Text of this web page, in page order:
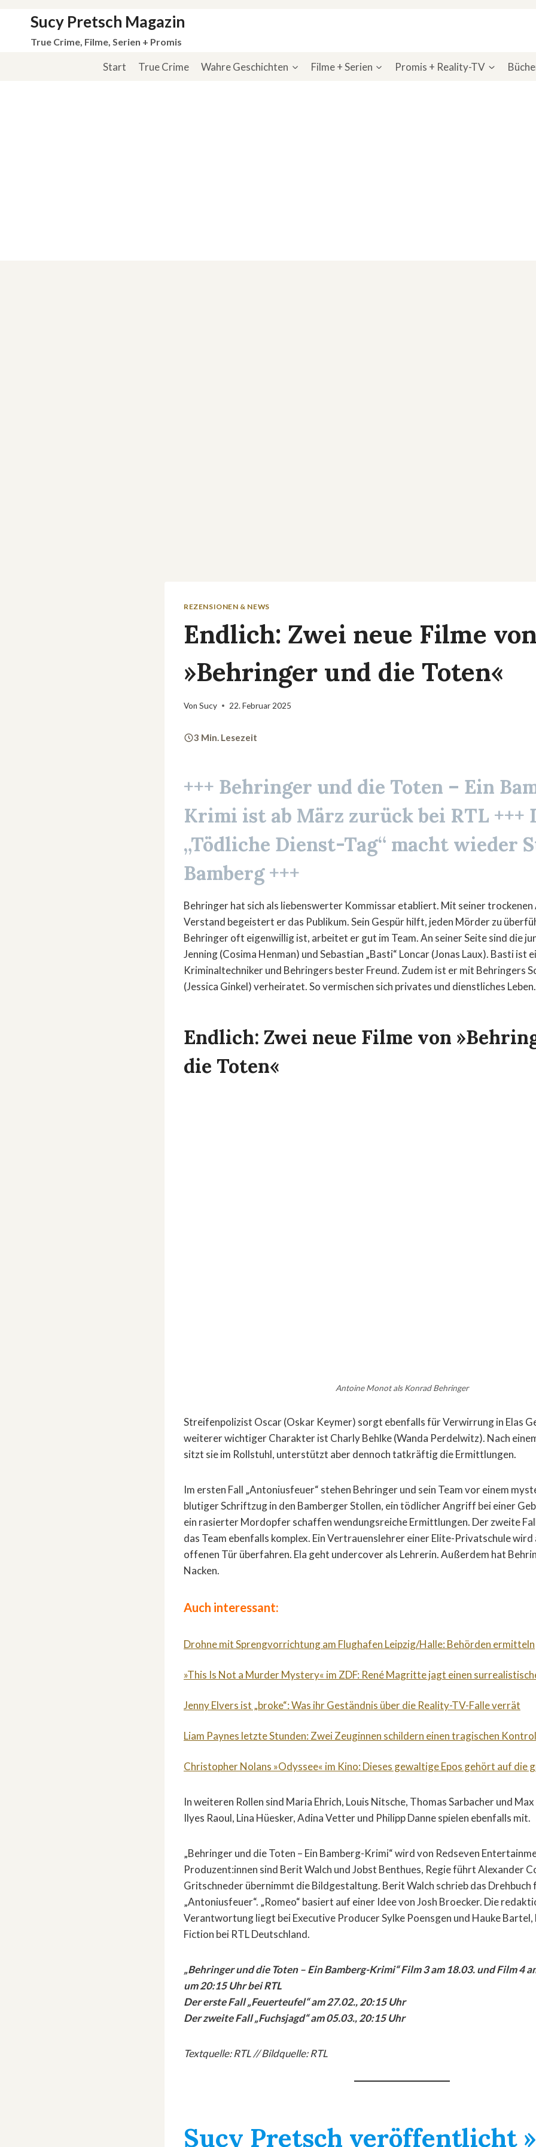
springen
Sucy Pretsch Magazin
True Crime, Filme, Serien + Promis
Start True Crime Wahre Geschichten Filme + Serien Promis + Reality-TV
REZENSIONEN & NEWS
Endlich: Zwei neue Filme von
»Behringer und die Toten«
Von Sucy 22. Februar 2025
3 Min. Lesezeit
+++ Behringer und die Toten – Ein
Krimi ist ab März zurück bei RTL +++
„Tödliche Dienst-Tag“ macht wieder
Bamberg +++
Behringer hat sich als liebenswerter Kommissar etabliert. Mit seiner
Verstand begeistert er das Publikum. Sein Gespür hilft, jeden Mörder zu
Behringer oft eigenwillig ist, arbeitet er gut im Team. An seiner Seite sind die
Jenning (Cosima Henman) und Sebastian „Basti“ Loncar (Jonas Laux). Basti ist
Kriminaltechniker und Behringers bester Freund. Zudem ist er mit Behringers
(Jessica Ginkel) verheiratet. So vermischen sich privates und dienstliches Leben.
Endlich: Zwei neue Filme von
die Toten«
Antoine Monot als Konrad Behringer
Streifenpolizist Oscar (Oskar Keymer) sorgt ebenfalls für Verwirrung in Elas
weiterer wichtiger Charakter ist Charly Behlke (Wanda Perdelwitz). Nach
sitzt sie im Rollstuhl, unterstützt aber dennoch tatkräftig die Ermittlungen.
Im ersten Fall „Antoniusfeuer“ stehen Behringer und sein Team vor einem
blutiger Schriftzug in den Bamberger Stollen, ein tödlicher Angriff bei einer
ein rasierter Mordopfer schaffen wendungsreiche Ermittlungen. Der zweite
das Team ebenfalls komplex. Ein Vertrauenslehrer einer Elite-Privatschule wird
offenen Tür überfahren. Ela geht undercover als Lehrerin. Außerdem hat
Nacken.
Auch interessant:
Drohne mit Sprengvorrichtung am Flughafen Leipzig/Halle: Behörden ermitteln
»This Is Not a Murder Mystery« im ZDF: René Magritte jagt einen
Jenny Elvers ist „broke“: Was ihr Geständnis über die Reality-TV-Falle verrät
Liam Paynes letzte Stunden: Zwei Zeuginnen schildern einen tragischen
Christopher Nolans »Odyssee« im Kino: Dieses gewaltige Epos gehört auf die
In weiteren Rollen sind Maria Ehrich, Louis Nitsche, Thomas Sarbacher und Max
Ilyes Raoul, Lina Hüesker, Adina Vetter und Philipp Danne spielen ebenfalls mit.
„Behringer und die Toten – Ein Bamberg-Krimi“ wird von Redseven
Produzent:innen sind Berit Walch und Jobst Benthues, Regie führt Alexander
Gritschneder übernimmt die Bildgestaltung. Berit Walch schrieb das Drehbuch
„Antoniusfeuer“. „Romeo“ basiert auf einer Idee von Josh Broecker. Die
Verantwortung liegt bei Executive Producer Sylke Poensgen und Hauke
Fiction bei RTL Deutschland.
„Behringer und die Toten – Ein Bamberg-Krimi“ Film 3 am 18.03. und Film 4
um 20:15 Uhr bei RTL
Der erste Fall „Feuerteufel“ am 27.02., 20:15 Uhr
Der zweite Fall „Fuchsjagd“ am 05.03., 20:15 Uhr
Textquelle: RTL // Bildquelle: RTL
Sucy Pretsch veröffentlicht